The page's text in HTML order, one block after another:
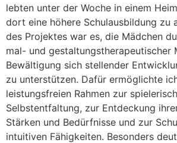
lebten unter der Woche in einem
dort eine höhere Schulausbildung zu
des Projektes war es, die Mädchen
mal- und gestaltungstherapeutischer
Bewältigung sich stellender
zu unterstützen. Dafür ermöglichte
leistungsfreien Rahmen zur
Selbstentfaltung, zur Entdeckung
Stärken und Bedürfnisse und zur
intuitiven Fähigkeiten. Besonders